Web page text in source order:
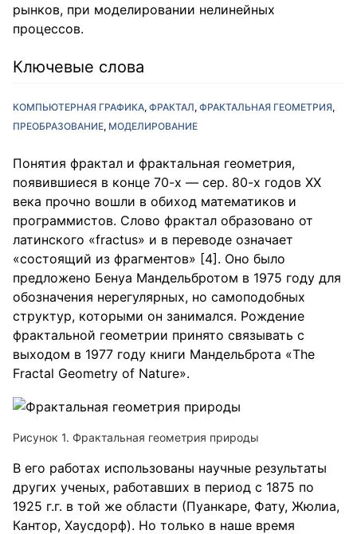
рынков, при моделировании нелинейных
процессов.
Ключевые слова
КОМПЬЮТЕРНАЯ ГРАФИКА ФРАКТАЛ ФРАКТАЛЬНАЯ ГЕОМЕТРИЯ
ПРЕОБРАЗОВАНИЕ МОДЕЛИРОВАНИЕ
Понятия фрактал и фрактальная геометрия,
появившиеся в конце 70-х — сер. 80-х годов XX
века прочно вошли в обиход математиков и
программистов. Слово фрактал образовано от
латинского «fractus» и в переводе означает
«состоящий из фрагментов» [4]. Оно было
предложено Бенуа Мандельбротом в 1975 году для
обозначения нерегулярных, но самоподобных
структур, которыми он занимался. Рождение
фрактальной геометрии принято связывать с
выходом в 1977 году книги Мандельброта «The
Fractal Geometry of Nature».
Фрактальная геометрия природы
В его работах использованы научные результаты
других ученых, работавших в период с 1875 по
1925 г.г. в той же области (Пуанкаре, Фату, Жюлиа,
Кантор, Хаусдорф). Но только в наше время